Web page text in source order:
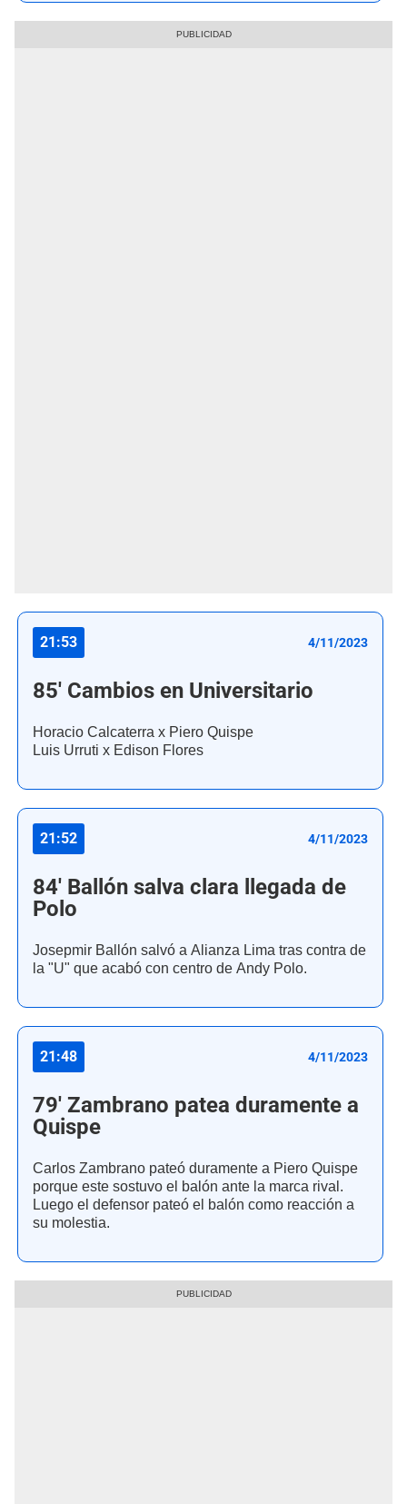
21:53 4/11/2023
85' Cambios en Universitario
Horacio Calcaterra x Piero Quispe
Luis Urruti x Edison Flores
21:52 4/11/2023
84' Ballón salva clara llegada de
Polo
Josepmir Ballón salvó a Alianza Lima tras contra de
la "U" que acabó con centro de Andy Polo.
21:48 4/11/2023
79' Zambrano patea duramente a
Quispe
Carlos Zambrano pateó duramente a Piero Quispe
porque este sostuvo el balón ante la marca rival.
Luego el defensor pateó el balón como reacción a
su molestia.